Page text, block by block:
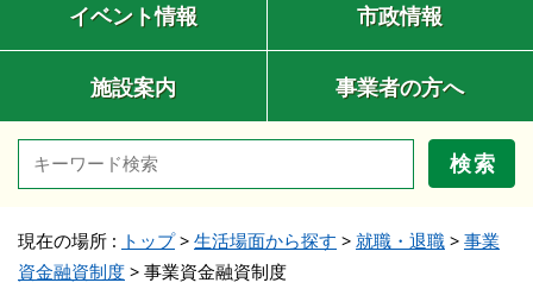
イベント情報 市政情報
施設案内 事業者の方へ
検索
現在の場所 : トップ> 生活場面から探す > 就職・退職 > 事業
資金融資制度 > 事業資金融資制度